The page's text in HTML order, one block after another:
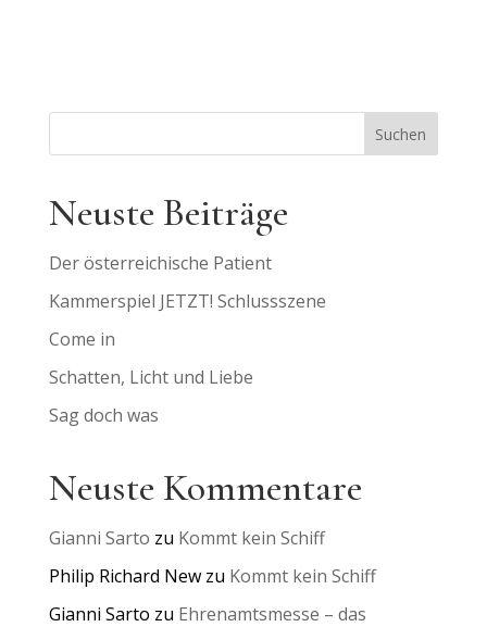
Suchen
Neuste Beiträge
Der österreichische Patient
Kammerspiel JETZT! Schlussszene
Come in
Schatten, Licht und Liebe
Sag doch was
Neuste Kommentare
Gianni Sarto zu Kommt kein Schiff
Philip Richard Newzu Kommt kein Schiff
Gianni Sarto zu Ehrenamtsmesse – das